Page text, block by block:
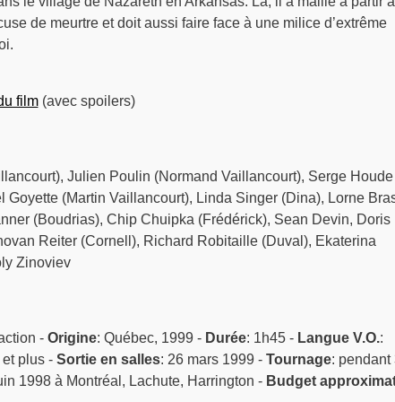
de meurtre et doit aussi faire face à une milice d’extrême
film(avec spoilers)
Julien Poulin (Normand Vaillancourt), Serge Houde
Goyette (Martin Vaillancourt), Linda Singer (Dina), Lorne
(Boudrias), Chip Chuipka (Frédérick), Sean Devin, Doris
Reiter (Cornell), Richard Robitaille (Duval), Ekaterina
Zinoviev
- Origine: Québec, 1999 - Durée: 1h45 - Langue V.O.:
plus - Sortie en salles: 26 mars 1999 - Tournage: pendant
1998 à Montréal, Lachute, Harrington - Budget